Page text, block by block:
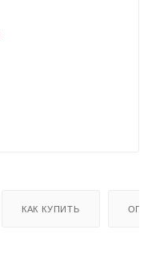
КАК КУПИТЬ